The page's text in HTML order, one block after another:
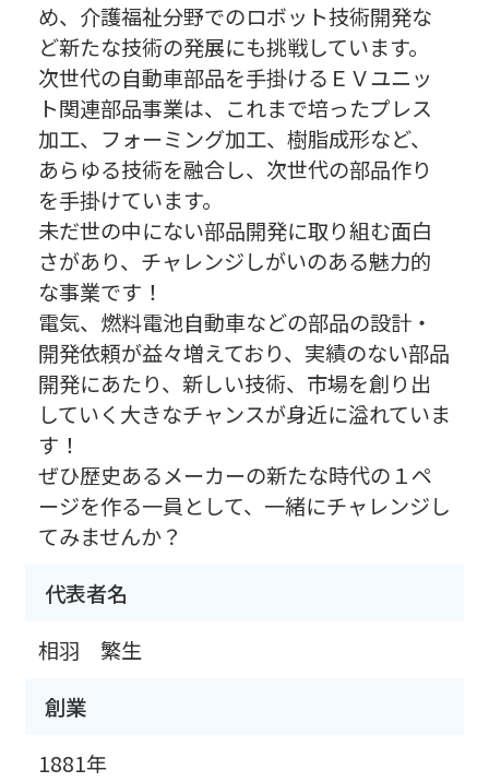
め、介護福祉分野でのロボット技術開発な
ど新たな技術の発展にも挑戦しています。
次世代の自動車部品を手掛けるＥＶユニッ
ト関連部品事業は、これまで培ったプレス
加工、フォーミング加工、樹脂成形など、
あらゆる技術を融合し、次世代の部品作り
を手掛けています。
未だ世の中にない部品開発に取り組む面白
さがあり、チャレンジしがいのある魅力的
な事業です！
電気、燃料電池自動車などの部品の設計・
開発依頼が益々増えており、実績のない部品
開発にあたり、新しい技術、市場を創り出
していく大きなチャンスが身近に溢れていま
す！
ぜひ歴史あるメーカーの新たな時代の１ペ
ージを作る一員として、一緒にチャレンジし
てみませんか？
代表者名
相羽 繁生
創業
1881年